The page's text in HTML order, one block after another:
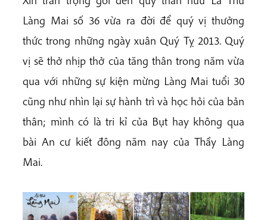
Làng Mai số 36 vừa ra đời để quý vị thưởng
thức trong những ngày xuân Quý Tỵ 2013. Quý
vị sẽ thở nhịp thở của tăng thân trong năm vừa
qua với những sự kiện mừng Làng Mai tuổi 30
cũng như nhìn lại sự hành trì và học hỏi của bản
thân; mình có là tri kỉ của Bụt hay không qua
bài An cư kiết đông năm nay của Thầy Làng
Mai.